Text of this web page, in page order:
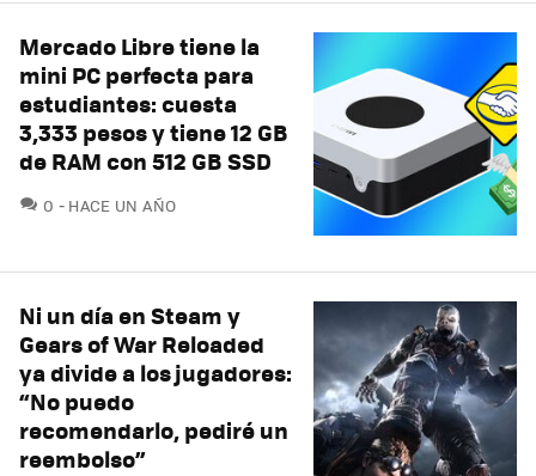
Mercado Libre tiene la
mini PC perfecta para
estudiantes: cuesta
3,333 pesos y tiene 12 GB
de RAM con 512 GB SSD
0 COMENTARIOS
HACE UN AÑO
Ni un día en Steam y
Gears of War Reloaded
ya divide a los jugadores:
“No puedo
recomendarlo, pediré un
reembolso”